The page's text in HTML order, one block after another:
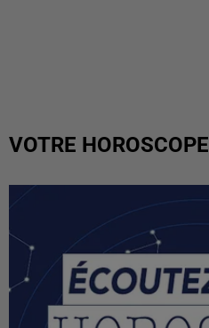
VOTRE HOROSCOPE